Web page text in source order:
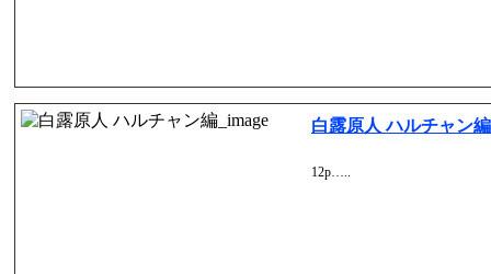
白露原人 ハルチャン編
12p…..